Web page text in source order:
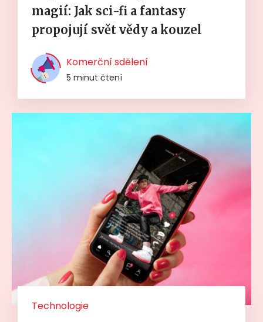
magií: Jak sci-fi a fantasy
propojují svět vědy a kouzel
Komerční sdělení
5 minut čtení
Technologie